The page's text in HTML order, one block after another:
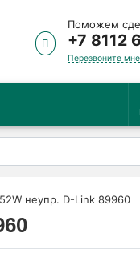
Поможем
+7 8112
Перезвоните мне
неупр. D-Link 89960